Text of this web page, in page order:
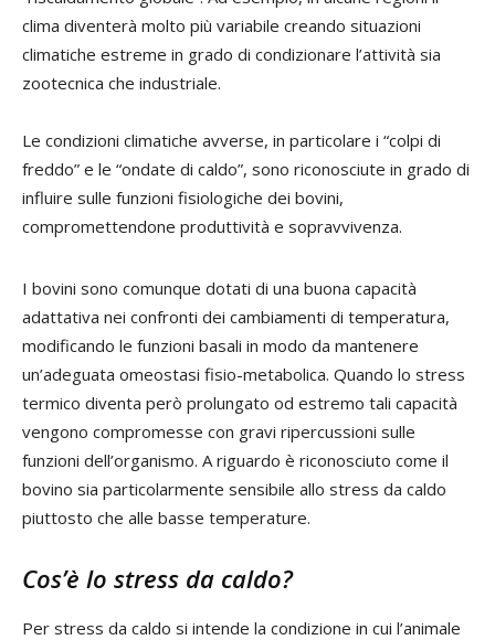
clima diventerà molto più variabile creando situazioni
climatiche estreme in grado di condizionare l’attività sia
zootecnica che industriale.
Le condizioni climatiche avverse, in particolare i “colpi di
freddo” e le “ondate di caldo”, sono riconosciute in grado di
influire sulle funzioni fisiologiche dei bovini,
compromettendone produttività e sopravvivenza.
I bovini sono comunque dotati di una buona capacità
adattativa nei confronti dei cambiamenti di temperatura,
modificando le funzioni basali in modo da mantenere
un’adeguata omeostasi fisio-metabolica. Quando lo stress
termico diventa però prolungato od estremo tali capacità
vengono compromesse con gravi ripercussioni sulle
funzioni dell’organismo. A riguardo è riconosciuto come il
bovino sia particolarmente sensibile allo stress da caldo
piuttosto che alle basse temperature.
Cos’è lo stress da caldo?
Per stress da caldo si intende la condizione in cui l’animale